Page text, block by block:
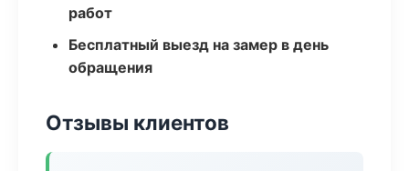
работ
Бесплатный выезд на замер в день
обращения
Отзывы клиентов